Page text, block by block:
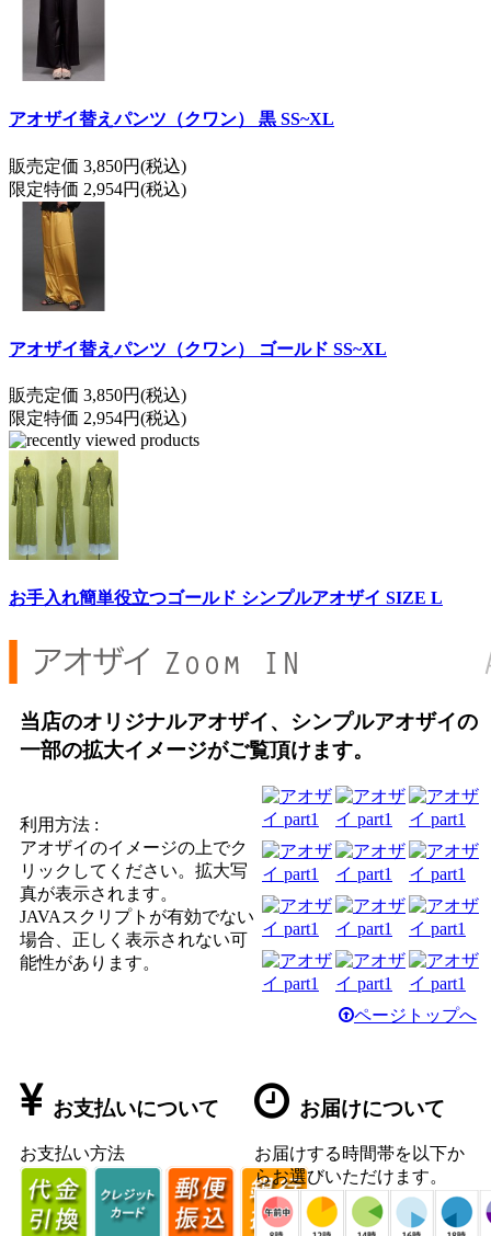
アオザイ替えパンツ（クワン） 黒 SS~XL
販売定価 3,850円(税込)
限定特価 2,954円(税込)
アオザイ替えパンツ（クワン） ゴールド SS~XL
販売定価 3,850円(税込)
限定特価 2,954円(税込)
お手入れ簡単役立つゴールド シンプルアオザイ SIZE L
当店のオリジナルアオザイ、シンプルアオザイの
一部の拡大イメージがご覧頂けます。
利用方法 :
アオザイのイメージの上でク
リックしてください。拡大写
真が表示されます。
JAVAスクリプトが有効でない
場合、正しく表示されない可
能性があります。
ページトップへ
お支払いについて
お支払い方法
お届けについて
お届けする時間帯を以下か
らお選びいただけます。